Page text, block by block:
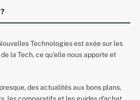
Technologies est axée sur les
la Tech, ce qu'elle nous apporte et
des actualités aux bons plans,